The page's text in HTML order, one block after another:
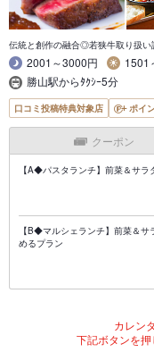
伝統と創作の融合◎若狭牛取り扱い
2001～3000円
1501
勝山駅からﾀｸｼｰ5分
口コミ投稿特典対象店 ポイ
クーポン
【A◆パスタランチ】前菜＆サ
【B◆マルシェランチ】前菜＆サ
めるプラン
カレン
下記ボタンを押